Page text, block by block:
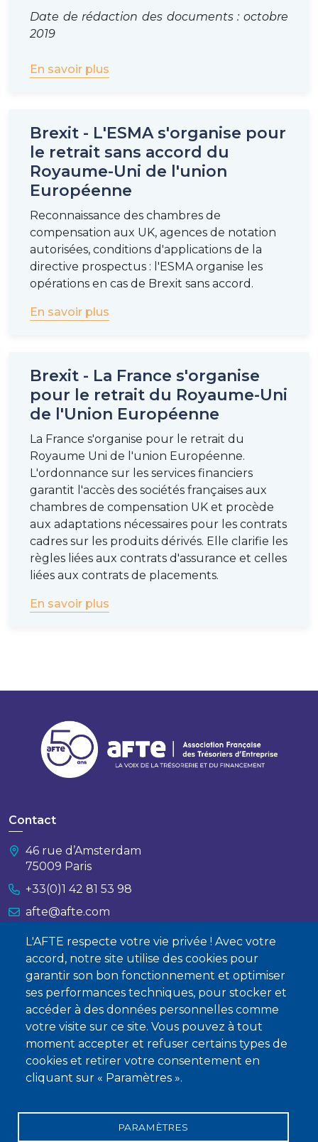
L'AFTE respecte votre vie privée ! Avec votre
accord, notre site utilise des cookies pour
garantir son bon fonctionnement et optimiser
ses performances techniques, pour stocker et
accéder à des données personnelles comme
votre visite sur ce site. Vous pouvez à tout
moment accepter et refuser certains types de
cookies et retirer votre consentement en
cliquant sur « Paramètres ».
PARAMÈTRES
Date de rédaction des documents : octobre
2019
En savoir plus
Brexit - L'ESMA s'organise pour
le retrait sans accord du
Royaume-Uni de l'union
Européenne
Reconnaissance des chambres de
compensation aux UK, agences de notation
autorisées, conditions d'applications de la
directive prospectus : l'ESMA organise les
opérations en cas de Brexit sans accord.
En savoir plus
Brexit - La France s'organise
pour le retrait du Royaume-Uni
de l'Union Européenne
La France s'organise pour le retrait du
Royaume Uni de l'union Européenne.
L'ordonnance sur les services financiers
garantit l'accès des sociétés françaises aux
chambres de compensation UK et procède
aux adaptations nécessaires pour les contrats
cadres sur les produits dérivés. Elle clarifie les
règles liées aux contrats d'assurance et celles
liées aux contrats de placements.
En savoir plus
Contact
46 rue d’Amsterdam
75009 Paris
+33(0)1 42 81 53 98
afte@afte.com
Nous contacter
À propos
Qui sommes-nous ?
Devenir membre